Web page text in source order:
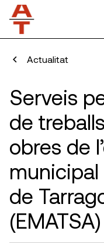
Actualitat
Serveis
de
obres de
municipal
de
(EMATSA)